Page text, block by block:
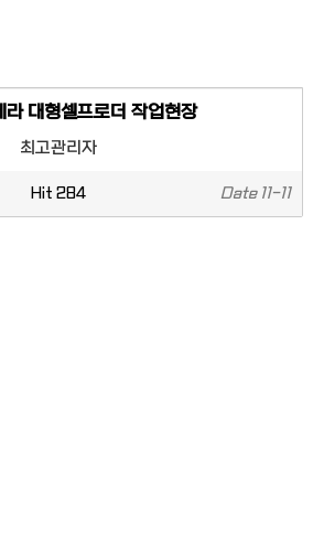
라 대형셀프로더 작업현장
최고관리자
Hit 284 Date11-11